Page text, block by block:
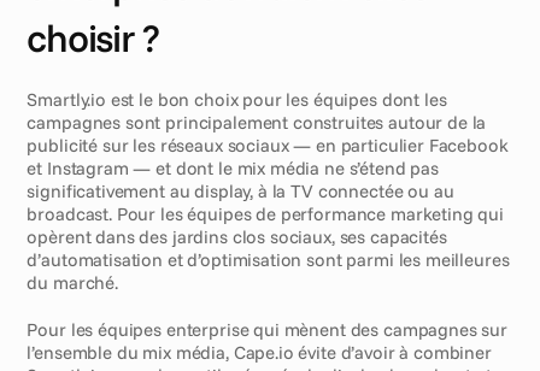
choisir ?
Smartly.io est le bon choix pour les équipes dont les
campagnes sont principalement construites autour de la
publicité sur les réseaux sociaux — en particulier Facebook
et Instagram — et dont le mix média ne s’étend pas
significativement au display, à la TV connectée ou au
broadcast. Pour les équipes de performance marketing qui
opèrent dans des jardins clos sociaux, ses capacités
d’automatisation et d’optimisation sont parmi les meilleures
du marché.
Pour les équipes enterprise qui mènent des campagnes sur
l’ensemble du mix média, Cape.io évite d’avoir à combiner